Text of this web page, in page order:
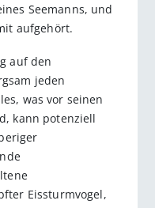
Seemanns, und
aufgehört.
auf den
jeden
was vor seinen
kann potenziell
Eissturmvogel,